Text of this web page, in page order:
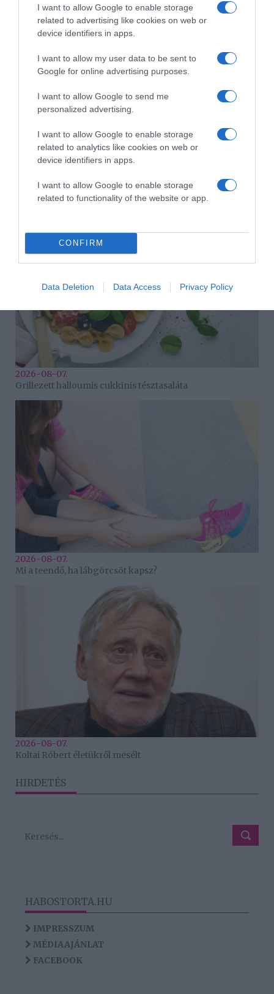
I want to allow Google to enable storage
related to advertising like cookies on web or
device identifiers in apps.
I want to allow my user data to be sent to
Google for online advertising purposes.
I want to allow Google to send me
personalized advertising.
I want to allow Google to enable storage
related to analytics like cookies on web or
device identifiers in apps.
I want to allow Google to enable storage
related to functionality of the website or app.
CONFIRM
Data Deletion Data Access Privacy Policy
Túlzott félelem a közös jövőtől – hogyan kerüld el egy új
párkapcsolatban?
2026-08-07.
Grillezett halloumis cukkinis tésztasaláta
2026-08-07.
Mi a teendő, ha lábgörcsöt kapsz?
2026-08-07.
Koltai Róbert életükről mesélt
HIRDETÉS
HABOSTORTA.HU
IMPRESSZUM
MÉDIAAJÁNLAT
FACEBOOK